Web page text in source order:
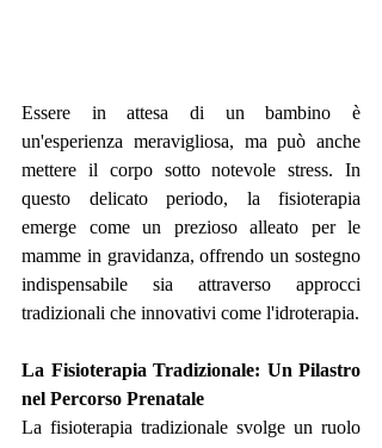
Essere in attesa di un bambino è
un'esperienza meravigliosa, ma può anche
mettere il corpo sotto notevole stress. In
questo delicato periodo, la fisioterapia
emerge come un prezioso alleato per le
mamme in gravidanza, offrendo un sostegno
indispensabile sia attraverso approcci
tradizionali che innovativi come l'idroterapia.
La Fisioterapia Tradizionale: Un Pilastro
nel Percorso Prenatale
La fisioterapia tradizionale svolge un ruolo